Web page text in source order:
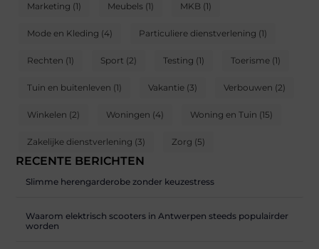
Marketing (1) Meubels (1) MKB (1)
Mode en Kleding (4) Particuliere dienstverlening (1)
Rechten (1) Sport (2) Testing (1) Toerisme (1)
Tuin en buitenleven (1) Vakantie (3) Verbouwen (2)
Winkelen (2) Woningen (4) Woning en Tuin (15)
Zakelijke dienstverlening (3) Zorg (5)
RECENTE BERICHTEN
Slimme herengarderobe zonder keuzestress
Waarom elektrisch scooters in Antwerpen steeds populairder
worden